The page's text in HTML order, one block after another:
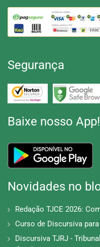
Segurança
Baixe nosso App!
Novidades no
Redação TJCE 2026:
Curso de Discursiva
Discursiva TJRJ -